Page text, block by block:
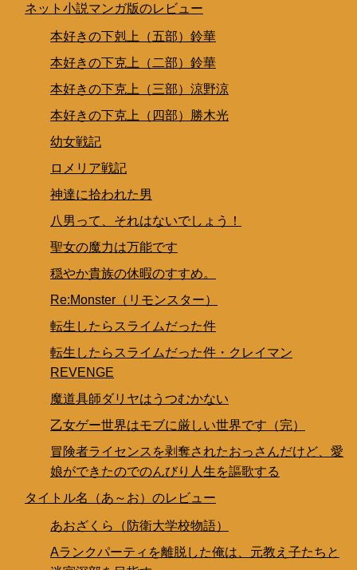
ネット小説マンガ版のレビュー
本好きの下剋上（五部）鈴華
本好きの下克上（二部）鈴華
本好きの下克上（三部）涼野涼
本好きの下克上（四部）勝木光
幼女戦記
ロメリア戦記
神達に拾われた男
八男って、それはないでしょう！
聖女の魔力は万能です
穏やか貴族の休暇のすすめ。
Re:Monster（リモンスター）
転生したらスライムだった件
転生したらスライムだった件・クレイマン
REVENGE
魔道具師ダリヤはうつむかない
乙女ゲー世界はモブに厳しい世界です（完）
冒険者ライセンスを剥奪されたおっさんだけど、愛
娘ができたのでのんびり人生を謳歌する
タイトル名（あ～お）のレビュー
あおざくら（防衛大学校物語）
Aランクパーティを離脱した俺は、元教え子たちと